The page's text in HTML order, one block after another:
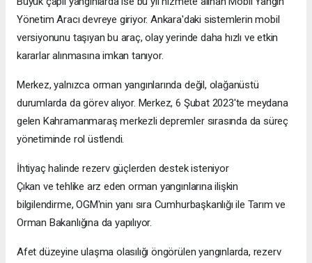
Yönetim Aracı devreye giriyor. Ankara'daki sistemlerin mobil
versiyonunu taşıyan bu araç, olay yerinde daha hızlı ve etkin
kararlar alınmasına imkan tanıyor.
Merkez, yalnızca orman yangınlarında değil, olağanüstü
durumlarda da görev alıyor. Merkez, 6 Şubat 2023'te meydana
gelen Kahramanmaraş merkezli depremler sırasında da süreç
yönetiminde rol üstlendi.
İhtiyaç halinde rezerv güçlerden destek isteniyor
Çıkan ve tehlike arz eden orman yangınlarına ilişkin
bilgilendirme, OGM'nin yanı sıra Cumhurbaşkanlığı ile Tarım ve
Orman Bakanlığına da yapılıyor.
Afet düzeyine ulaşma olasılığı öngörülen yangınlarda, rezerv